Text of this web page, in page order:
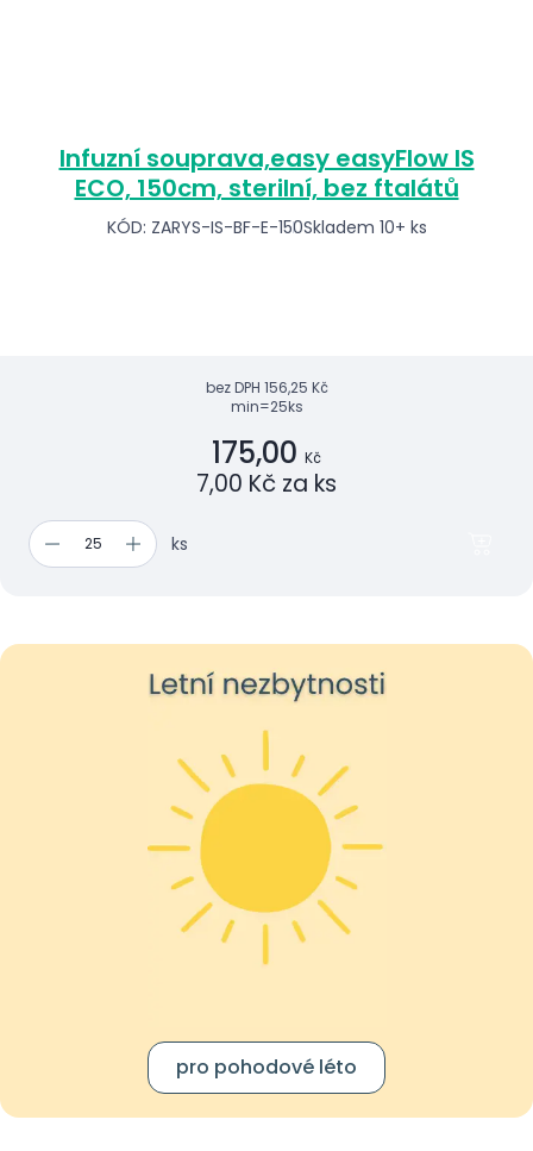
Infuzní souprava,easy easyFlow IS
ECO, 150cm, sterilní, bez ftalátů
KÓD: ZARYS-IS-BF-E-150Skladem 10+ ks
bez DPH 156,25 Kč
min=25ks
175,00 Kč
7,00 Kč za ks
ks
pro pohodové léto